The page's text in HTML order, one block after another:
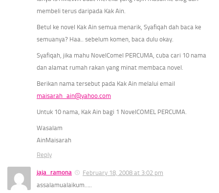
membeli terus daripada Kak Ain.
Betul ke novel Kak Ain semua menarik, Syafiqah dah baca ke
semuanya? Haa.. sebelum komen, baca dulu okay.
Syafiqah, jika mahu NovelComel PERCUMA, cuba cari 10 nama
dan alamat rumah rakan yang minat membaca novel.
Berikan nama tersebut pada Kak Ain melalui email
maisarah_ain@yahoo.com
Untuk 10 nama, Kak Ain bagi 1 NovelCOMEL PERCUMA.
Wasalam
AinMaisarah
Reply
jaja_ramona
February 18, 2008 at 3:02 pm
assalamualaikum…..